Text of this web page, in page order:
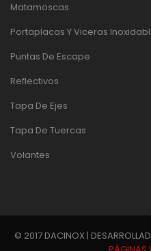
Matamoscas
Portaplacas Y Viceras
Puntas De Escape
Reflectivos
Tapa De Ejes
Tapa De Tuercas
Volantes
© 2017 DACINOX |